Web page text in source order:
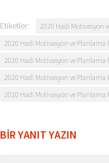
Etiketler:
2020 Hadi Motivasyon
2020 Hadi Motivasyon ve Planlama
2020 Hadi Motivasyon ve Planlama
2020 Hadi Motivasyon ve Planlama
2020 Hadi Motivasyon ve
BIR YANIT YAZIN